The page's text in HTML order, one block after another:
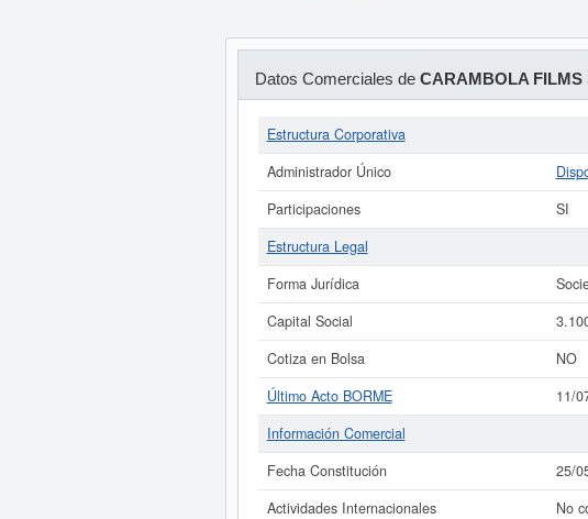
Datos Comerciales de CARAMBOLA FILMS
Estructura Corporativa
Administrador Único
Participaciones
SI
Estructura Legal
Forma Jurídica
Capital Social
Cotiza en Bolsa
NO
Último Acto BORME
11/
Información Comercial
Fecha Constitución
25/
Actividades Internacionales
No